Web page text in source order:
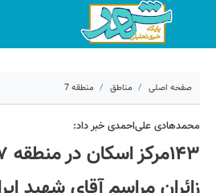
صفحه اصلی مناطق منطقه 7
۱۰ تیر ۱۴۰۵ - ۰۹:۴۷
کد مطلب:82578
محمدهادی علی‌احمدی خبر داد: